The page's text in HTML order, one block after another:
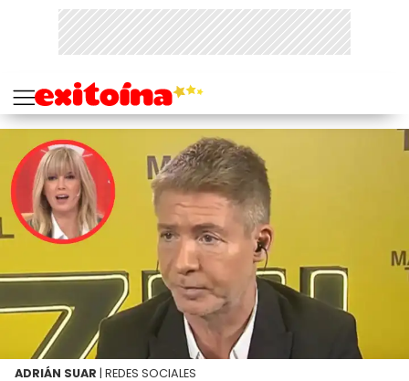
ADRIÁN SUAR | REDES SOCIALES